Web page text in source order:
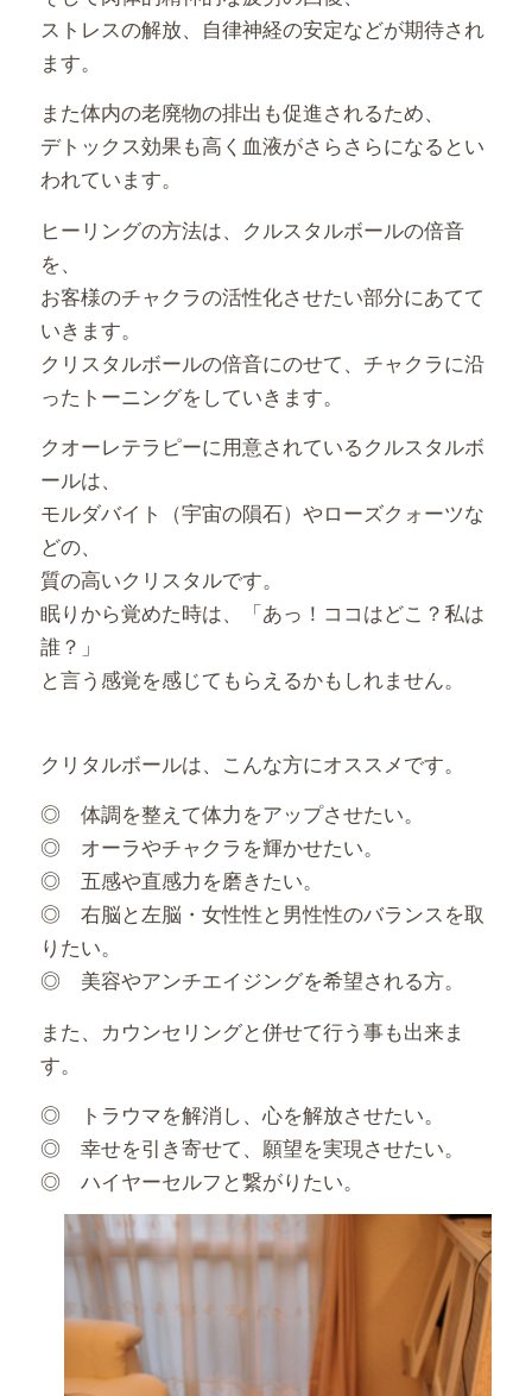
ストレスの解放、自律神経の安定などが期待され
ます。
また体内の老廃物の排出も促進されるため、
デトックス効果も高く血液がさらさらになるとい
われています。
ヒーリングの方法は、クルスタルボールの倍音
を、
お客様のチャクラの活性化させたい部分にあてて
いきます。
クリスタルボールの倍音にのせて、チャクラに沿
ったトーニングをしていきます。
クオーレテラピーに用意されているクルスタルボ
ールは、
モルダバイト（宇宙の隕石）やローズクォーツな
どの、
質の高いクリスタルです。
眠りから覚めた時は、「あっ！ココはどこ？私は
誰？」
と言う感覚を感じてもらえるかもしれません。
クリタルボールは、こんな方にオススメです。
◎ 体調を整えて体力をアップさせたい。
◎ オーラやチャクラを輝かせたい。
◎ 五感や直感力を磨きたい。
◎ 右脳と左脳・女性性と男性性のバランスを取
りたい。
◎ 美容やアンチエイジングを希望される方。
また、カウンセリングと併せて行う事も出来ま
す。
◎ トラウマを解消し、心を解放させたい。
◎ 幸せを引き寄せて、願望を実現させたい。
◎ ハイヤーセルフと繋がりたい。